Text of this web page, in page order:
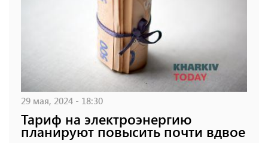
29 мая, 2024 - 18:30
Тариф на электроэнергию
планируют повысить почти вдвое